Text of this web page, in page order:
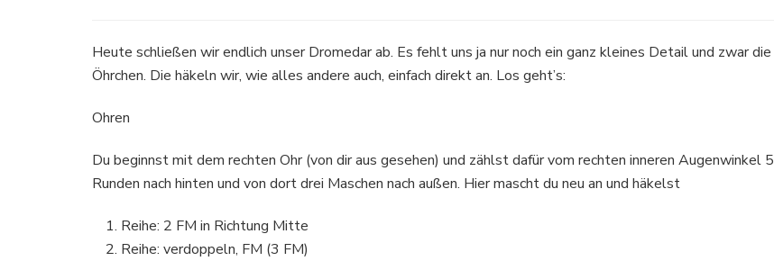
häkeln
4
–
Heute schließen wir endlich unser Dromedar ab. Es fehlt uns ja nur noch ein ganz kleines Detail und zwar die
Öhrchen. Die häkeln wir, wie alles andere auch, einfach direkt an. Los geht’s:
Ohren
Du beginnst mit dem rechten Ohr (von dir aus gesehen) und zählst dafür vom rechten inneren Augenwinkel 5
Runden nach hinten und von dort drei Maschen nach außen. Hier mascht du neu an und häkelst
Reihe: 2 FM in Richtung Mitte
Reihe: verdoppeln, FM (3 FM)